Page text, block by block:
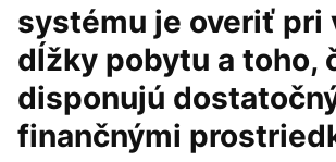
systému je overiť pri
dĺžky pobytu a toho,
disponujú
finančnými